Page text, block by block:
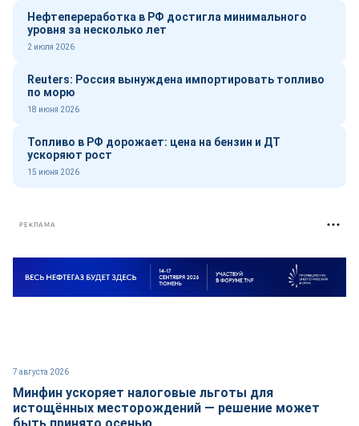
Нефтепереработка в РФ достигла минимального
уровня за несколько лет
2 июля 2026
Reuters: Россия вынуждена импортировать топливо
по морю
18 июня 2026
Топливо в РФ дорожает: цена на бензин и ДТ
ускоряют рост
15 июня 2026
РЕКЛАМА
7 августа 2026
Минфин ускоряет налоговые льготы для
истощённых месторождений — решение может